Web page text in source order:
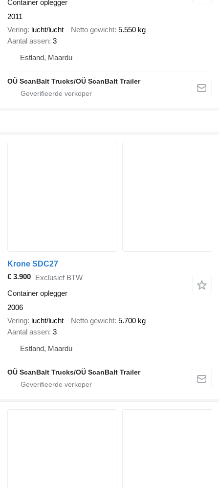
Container oplegger
2011
Vering lucht/lucht Netto gewicht 5.550 kg
Aantal assen 3
Estland, Maardu
OÜ ScanBalt Trucks/OÜ ScanBalt Trailer
Krone SDC27
€ 3.900 Exclusief BTW
Container oplegger
2006
Vering lucht/lucht Netto gewicht 5.700 kg
Aantal assen 3
Estland, Maardu
OÜ ScanBalt Trucks/OÜ ScanBalt Trailer